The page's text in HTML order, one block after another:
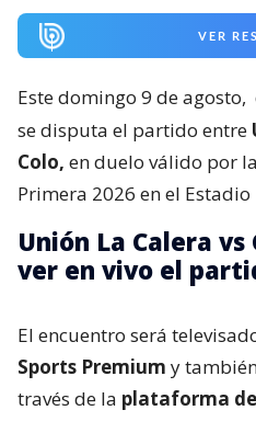
VER
Este domingo 9 de agosto,
se disputa el partido entre
Colo, en duelo válido por
Primera 2026 en el
Unión La Calera vs
ver en vivo el
El encuentro será
Sports Premium y
través de la plataforma